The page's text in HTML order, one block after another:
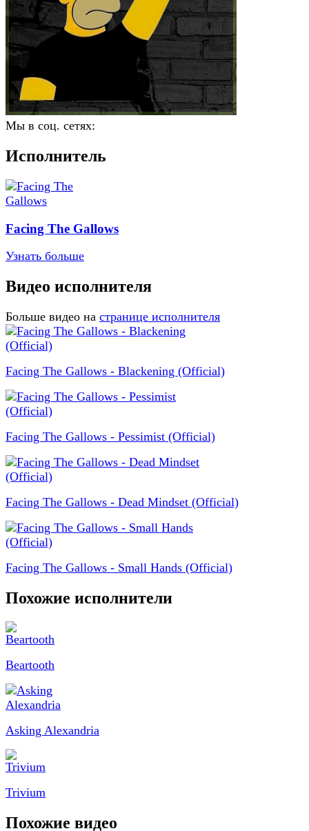
Мы в соц. сетях:
Исполнитель
Facing The Gallows
Узнать больше
Видео исполнителя
Больше видео на странице исполнителя
Facing The Gallows - Blackening (Official)
Facing The Gallows - Pessimist (Official)
Facing The Gallows - Dead Mindset (Official)
Facing The Gallows - Small Hands (Official)
Похожие исполнители
Beartooth
Asking Alexandria
Trivium
Похожие видео